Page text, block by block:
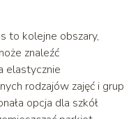
to kolejne obszary,
znaleźć
elastycznie
rodzajów zajęć i grup
opcja dla szkół